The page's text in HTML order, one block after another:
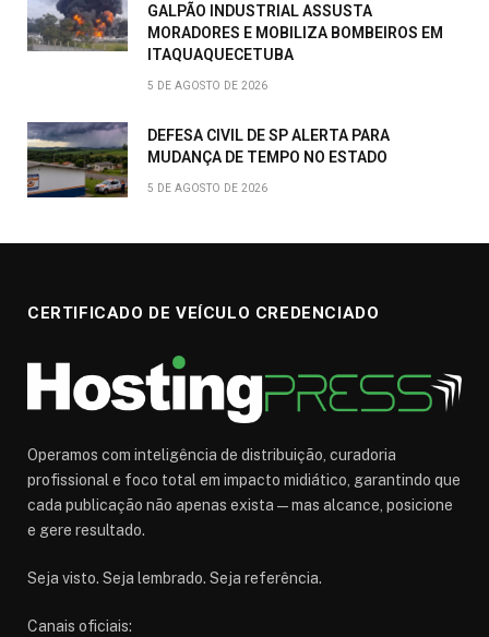
GALPÃO INDUSTRIAL ASSUSTA
MORADORES E MOBILIZA BOMBEIROS EM
ITAQUAQUECETUBA
5 DE AGOSTO DE 2026
DEFESA CIVIL DE SP ALERTA PARA
MUDANÇA DE TEMPO NO ESTADO
5 DE AGOSTO DE 2026
CERTIFICADO DE VEÍCULO CREDENCIADO
Operamos com inteligência de distribuição, curadoria
profissional e foco total em impacto midiático, garantindo que
cada publicação não apenas exista — mas alcance, posicione
e gere resultado.
Seja visto. Seja lembrado. Seja referência.
Canais oficiais: